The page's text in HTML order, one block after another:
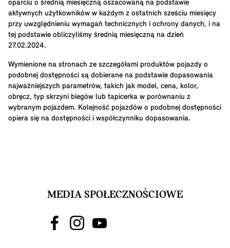
oparciu o średnią miesięczną oszacowaną na podstawie
aktywnych użytkowników w każdym z ostatnich sześciu miesięcy
przy uwzględnieniu wymagań technicznych i ochrony danych, i na
tej podstawie obliczyliśmy średnią miesięczną na dzień
27.02.2024.
Wymienione na stronach ze szczegółami produktów pojazdy o
podobnej dostępności są dobierane na podstawie dopasowania
najważniejszych parametrów, takich jak model, cena, kolor,
obręcz, typ skrzyni biegów lub tapicerka w porównaniu z
wybranym pojazdem. Kolejność pojazdów o podobnej dostępności
opiera się na dostępności i współczynniku dopasowania.
MEDIA SPOŁECZNOŚCIOWE